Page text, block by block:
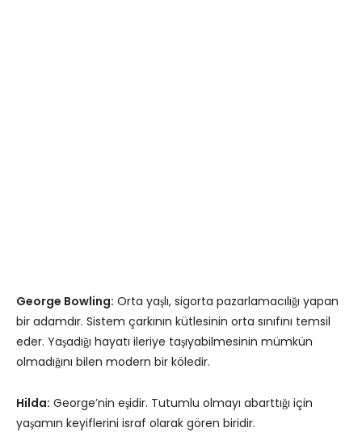
George Bowling: Orta yaşlı, sigorta pazarlamacılığı yapan
bir adamdır. Sistem çarkının kütlesinin orta sınıfını temsil
eder. Yaşadığı hayatı ileriye taşıyabilmesinin mümkün
olmadığını bilen modern bir köledir.
Hilda: George’nin eşidir. Tutumlu olmayı abarttığı için
yaşamın keyiflerini israf olarak gören biridir.